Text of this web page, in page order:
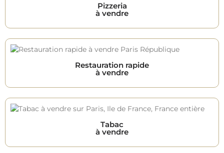
Pizzeria
à vendre
Restauration rapide
à vendre
Tabac
à vendre